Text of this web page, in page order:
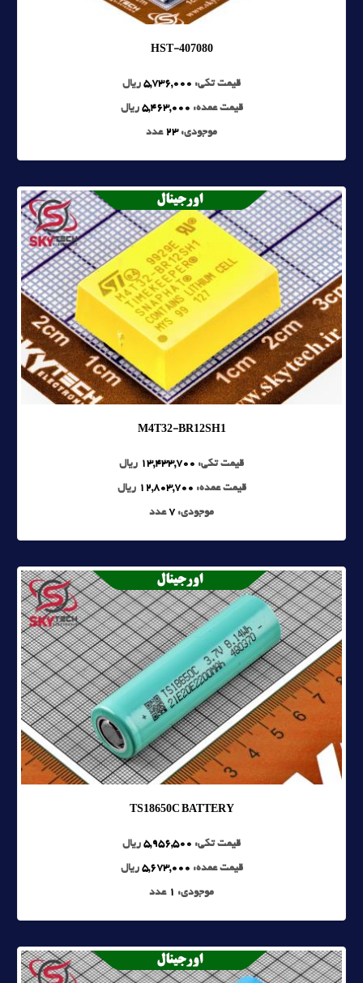
HST-407080
قیمت تکی: 5,736,000 ریال
قیمت عمده: 5,463,000 ریال
موجودی:23 عدد
M4T32-BR12SH1
قیمت تکی: 13,433,700 ریال
قیمت عمده: 12,803,700 ریال
موجودی: 7عدد
TS18650C BATTERY
قیمت تکی: 5,956,500 ریال
قیمت عمده: 5,673,000 ریال
موجودی: 1 عدد